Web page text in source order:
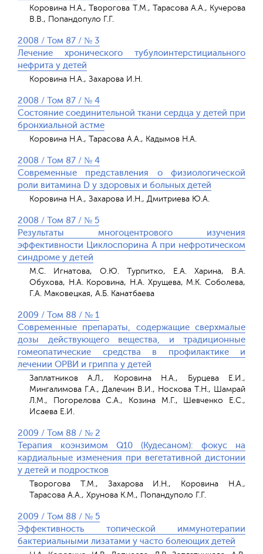
Коровина Н.А., Творогова Т.М., Тарасова А.А., Кучерова
В.В., Попандопуло Г.Г.
2008 / Том 87 / № 3
Лечение хронического тубулоинтерстициального
нефрита у детей
Коровина Н.А., Захарова И.Н.
2008 / Том 87 / № 4
Состояние соединительной ткани сердца у детей при
бронхиальной астме
Коровина Н.А., Тарасова А.А., Кадымов Н.А.
2008 / Том 87 / № 4
Современные представления о физиологической
роли витамина D у здоровых и больных детей
Коровина Н.А., Захарова И.Н., Дмитриева Ю.А.
2008 / Том 87 / № 5
Результаты многоцентрового изучения
эффективности Циклоспорина А при нефротическом
синдроме у детей
М.С. Игнатова, О.Ю. Турпитко, Е.А. Харина, В.А.
Обухова, Н.А. Коровина, Н.А. Хрущева, М.К. Соболева,
Г.А. Маковецкая, А.Б. Канатбаева
2009 / Том 88 / № 1
Современные препараты, содержащие сверхмалые
дозы действующего вещества, и традиционные
гомеопатические средства в профилактике и
лечении ОРВИ и гриппа у детей
Заплатников А.Л., Коровина Н.А., Бурцева Е.И.,
Мингалимова Г.А., Далечин В.И., Носкова Т.Н., Шамрай
Л.М., Погорелова С.А., Козина М.Г., Шевченко Е.С.,
Исаева Е.И.
2009 / Том 88 / № 2
Терапия коэнзимом Q10 (Кудесаном): фокус на
кардиальные изменения при вегетативной дистонии
у детей и подростков
Творогова Т.М., Захарова И.Н., Коровина Н.А.,
Тарасова А.А., Хрунова К.М., Попандуполо Г.Г.
2009 / Том 88 / № 5
Эффективность топической иммунотерапии
бактериальными лизатами у часто болеющих детей